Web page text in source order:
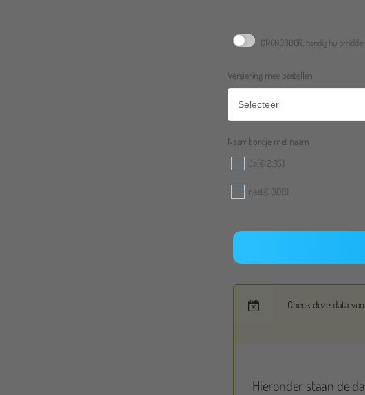
GRONDBOOR, handig
Versiering mee bestellen
Naambordje met naam
Ja(€ 2,95)
nee(€ 0,00)
Check deze data
Hieronder staan de
en halen. Pop heeft bij ons 3 dagen gestaan en hebben geen
een briefje bij zat met alle instructies. Echt een aanrader!
voor
de